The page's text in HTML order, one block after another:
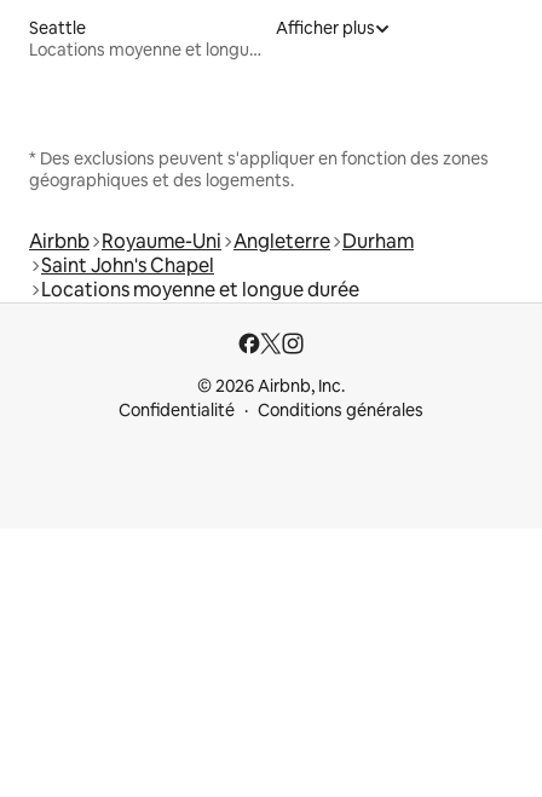
Seattle
Locations moyenne et longue durée
Afficher plus
* Des exclusions peuvent s'appliquer en fonction des zones
géographiques et des logements.
Airbnb Royaume-Uni Angleterre Durham
Saint John's Chapel
Locations moyenne et longue durée
© 2026 Airbnb, Inc.
Confidentialité
Conditions générales